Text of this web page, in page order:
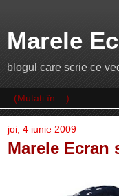
Marele
blogul care scrie ce
joi, 4 iunie 2009
Marele Ecran